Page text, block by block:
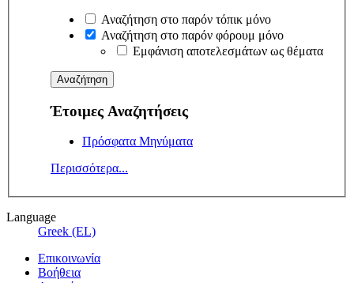
Αναζήτηση στο παρόν τόπικ μόνο
Αναζήτηση στο παρόν φόρουμ μόνο
Εμφάνιση αποτελεσμάτων ως θέματα
Έτοιμες Αναζητήσεις
Πρόσφατα Μηνύματα
Περισσότερα...
Language
Greek (EL)
Επικοινωνία
Βοήθεια